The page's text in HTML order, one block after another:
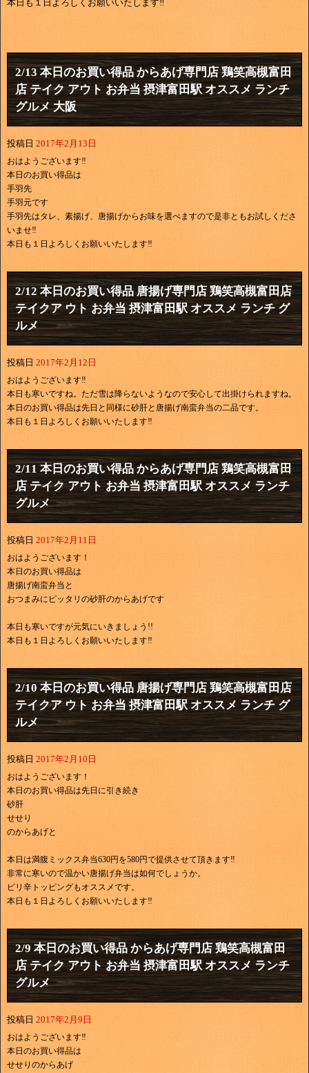
本日も１日よろしくお願いいたします‼
2/13 本日のお買い得品 からあげ専門店 鶏笑高槻富田
店 テイク アウト お弁当 摂津富田駅 オススメ ランチ
グルメ 大阪
投稿日 2017年2月13日
おはようございます‼
本日のお買い得品は
手羽先
手羽元です
手羽先はタレ、素揚げ、唐揚げからお味を選べますので是非ともお試しくださ
いませ‼
本日も１日よろしくお願いいたします‼
2/12 本日のお買い得品 唐揚げ専門店 鶏笑高槻富田店
テイクア ウト お弁当 摂津富田駅 オススメ ランチ グ
ルメ
投稿日 2017年2月12日
おはようございます‼
本日も寒いですね。ただ雪は降らないようなので安心して出掛けられますね。
本日のお買い得品は先日と同様に砂肝と唐揚げ南蛮弁当の二品です。
本日も１日よろしくお願いいたします‼
2/11 本日のお買い得品 からあげ専門店 鶏笑高槻富田
店 テイク アウト お弁当 摂津富田駅 オススメ ランチ
グルメ
投稿日 2017年2月11日
おはようございます！
本日のお買い得品は
唐揚げ南蛮弁当と
おつまみにピッタリの砂肝のからあげです
本日も寒いですが元気にいきましょう!!
本日も１日よろしくお願いいたします‼
2/10 本日のお買い得品 唐揚げ専門店 鶏笑高槻富田店
テイクア ウト お弁当 摂津富田駅 オススメ ランチ グ
ルメ
投稿日 2017年2月10日
おはようございます！
本日のお買い得品は先日に引き続き
砂肝
せせり
のからあげと
本日は満腹ミックス弁当630円を580円で提供させて頂きます‼
非常に寒いので温かい唐揚げ弁当は如何でしょうか。
ピリ辛トッピングもオススメです。
本日も１日よろしくお願いいたします‼
2/9 本日のお買い得品 からあげ専門店 鶏笑高槻富田
店 テイク アウト お弁当 摂津富田駅 オススメ ランチ
グルメ
投稿日 2017年2月9日
おはようございます‼
本日のお買い得品は
せせりのからあげ